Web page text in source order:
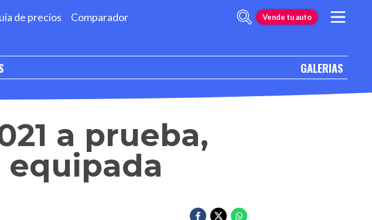
de precios Comparador Vende tu auto
GALERIAS
a prueba,
equipada